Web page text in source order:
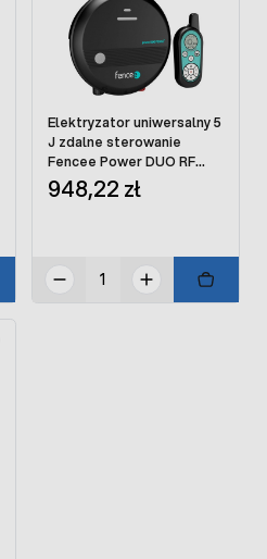
Elektryzator uniwersalny 5
J zdalne sterowanie
Fencee Power DUO RF
PDX50 SMART z pilotem
948,22 zł